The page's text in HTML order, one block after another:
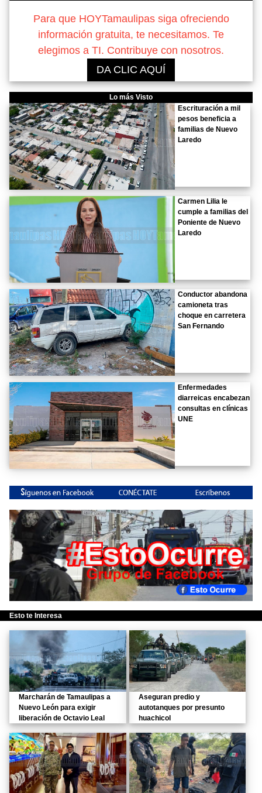
Para que HOYTamaulipas siga ofreciendo
información gratuita, te necesitamos. Te
elegimos a TI. Contribuye con nosotros.
DA CLIC AQUÍ
Lo más Visto
Escrituración a mil
pesos beneficia a
familias de Nuevo
Laredo
Carmen Lilia le
cumple a familias del
Poniente de Nuevo
Laredo
Conductor abandona
camioneta tras
choque en carretera
San Fernando
Enfermedades
diarreicas encabezan
consultas en clínicas
UNE
Esto te Interesa
Marcharán de Tamaulipas a
Nuevo León para exigir
liberación de Octavio Leal
Aseguran predio y
autotanques por presunto
huachicol